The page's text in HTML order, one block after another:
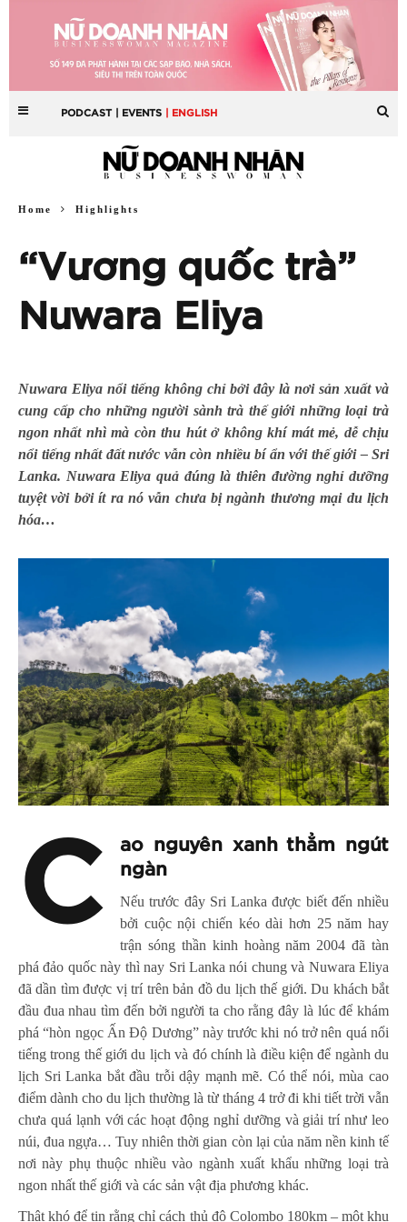
PODCAST | EVENTS | ENGLISH
Home Highlights
“Vương quốc trà”
Nuwara Eliya
Nuwara Eliya nổi tiếng không chỉ bởi đây là nơi sản xuất và
cung cấp cho những người sành trà thế giới những loại trà
ngon nhất nhì mà còn thu hút ở không khí mát mẻ, dễ chịu
nổi tiếng nhất đất nước vẫn còn nhiều bí ẩn với thế giới – Sri
Lanka. Nuwara Eliya quả đúng là thiên đường nghỉ dưỡng
tuyệt vời bởi ít ra nó vẫn chưa bị ngành thương mại du lịch
hóa…
C
ao nguyên xanh thẳm ngút
ngàn
Nếu trước đây Sri Lanka được biết đến nhiều
bởi cuộc nội chiến kéo dài hơn 25 năm hay
trận sóng thần kinh hoàng năm 2004 đã tàn
phá đảo quốc này thì nay Sri Lanka nói chung và Nuwara Eliya
đã dần tìm được vị trí trên bản đồ du lịch thế giới. Du khách bắt
đầu đua nhau tìm đến bởi người ta cho rằng đây là lúc để khám
phá “hòn ngọc Ấn Độ Dương” này trước khi nó trở nên quá nổi
tiếng trong thế giới du lịch và đó chính là điều kiện để ngành du
lịch Sri Lanka bắt đầu trỗi dậy mạnh mẽ. Có thể nói, mùa cao
điểm dành cho du lịch thường là từ tháng 4 trở đi khi tiết trời vẫn
chưa quá lạnh với các hoạt động nghỉ dưỡng và giải trí như leo
núi, đua ngựa… Tuy nhiên thời gian còn lại của năm nền kinh tế
nơi này phụ thuộc nhiều vào ngành xuất khẩu những loại trà
ngon nhất thế giới và các sản vật địa phương khác.
Thật khó để tin rằng chỉ cách thủ đô Colombo 180km – một khu